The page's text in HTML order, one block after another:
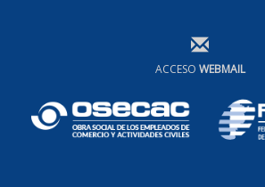
ACCESO WEBMAIL